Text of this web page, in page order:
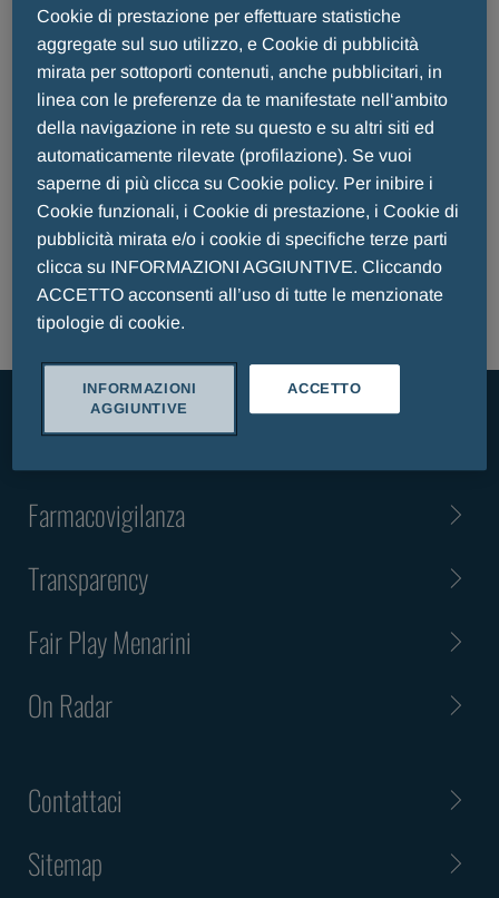
ISTITUZIONALE LOCALE > CODICE DI TRASPARENZA EFPIA
Codice di Trasparenza Efpia -
Stemline LUX
LEGGI DI PIÙ / READ MORE
Farmacovigilanza
Transparency
Fair Play Menarini
On Radar
Contattaci
Sitemap
Cookie di prestazione per effettuare statistiche
aggregate sul suo utilizzo, e Cookie di pubblicità
mirata per sottoporti contenuti, anche pubblicitari, in
linea con le preferenze da te manifestate nell‘ambito
della navigazione in rete su questo e su altri siti ed
automaticamente rilevate (profilazione). Se vuoi
saperne di più clicca su Cookie policy. Per inibire i
Cookie funzionali, i Cookie di prestazione, i Cookie di
pubblicità mirata e/o i cookie di specifiche terze parti
clicca su INFORMAZIONI AGGIUNTIVE. Cliccando
ACCETTO acconsenti all’uso di tutte le menzionate
tipologie di cookie.
ACCETTO
INFORMAZIONI
AGGIUNTIVE